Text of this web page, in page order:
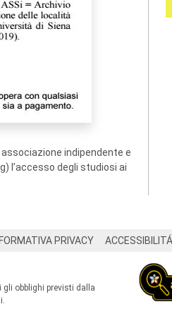
indipendente e
l’accesso degli studiosi ai
PRIVACY ACCESSIBILITÁ
gli obblighi previsti dalla